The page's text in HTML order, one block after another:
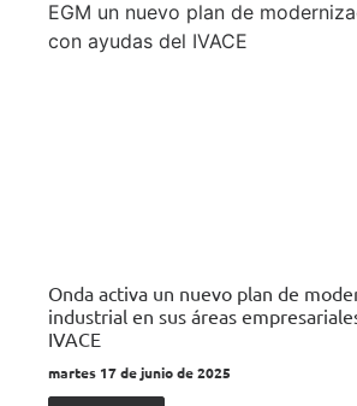
Onda activa un nuevo plan de
industrial en sus áreas
IVACE
martes 17 de junio de 2025